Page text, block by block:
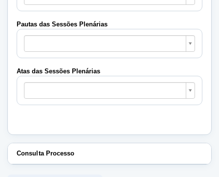
Pautas das Sessões Plenárias
Pautas
Sessões
Plenárias
Atas das Sessões Plenárias
Atas
Sessões
Plenárias
Consulta Processo